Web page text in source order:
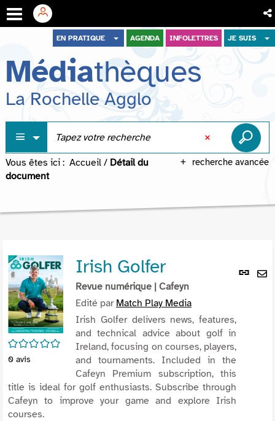
menu
contenu
recherche
EN PRATIQUE AGENDA INFOLETTRES JE SUIS
Médiathèques
La Rochelle Agglo
recherche avancée
Vous êtes ici : Accueil / Détail du
document
Lien
/5
0 avis
Irish Golfer
Revue numérique | Cafeyn
Edité par Match Play Media
Irish Golfer delivers news, features,
and technical advice about golf in
Ireland, focusing on courses, players,
and tournaments. Included in the
Cafeyn Premium subscription, this
title is ideal for golf enthusiasts. Subscribe through
Cafeyn to improve your game and explore Irish
courses.